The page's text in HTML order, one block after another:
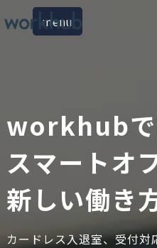
menu
workhubで
スマートオ
新しい働き
カードレス入退室、受付